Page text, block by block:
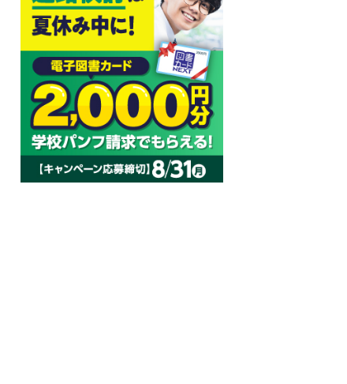
体験授業